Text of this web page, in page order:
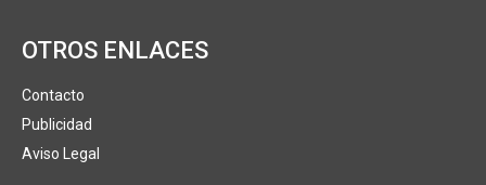
OTROS ENLACES
Contacto
Publicidad
Aviso Legal